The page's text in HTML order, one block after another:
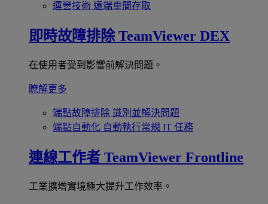
運營技術 遠端車間存取
即時故障排除 TeamViewer DEX
在使用者受到影響前解決問題。
瞭解更多
端點故障排除 識別並解決問題
端點自動化 自動執行常規 IT 任務
連線工作者 TeamViewer Frontline
工業擴增實境極大提升工作效率。